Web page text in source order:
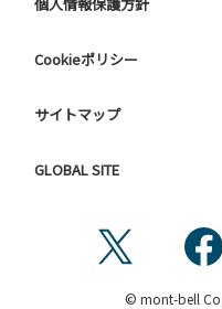
Cookieポリシー
サイトマップ
GLOBAL SITE
© mont-bell